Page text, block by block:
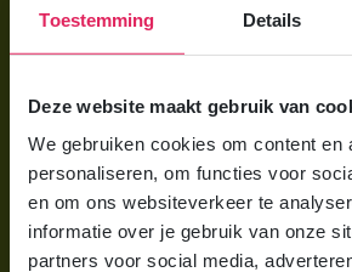
Toestemming Details
Deze website maakt gebruik van
We gebruiken cookies om content en
personaliseren, om functies voor
en om ons websiteverkeer te
informatie over je gebruik van onze
partners voor social media,
Voor ouders
Wat kost een gastouder?
Hoe vind ik een gastouder?
Voor gastouders